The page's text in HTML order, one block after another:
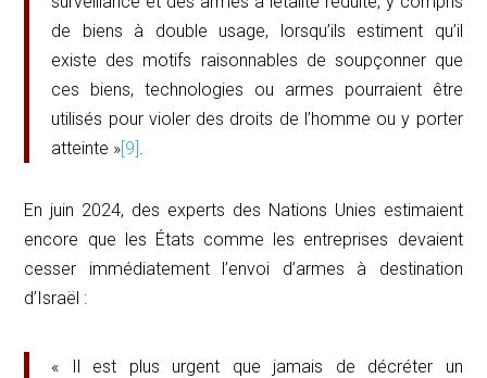
de biens à double usage, lorsqu’ils estiment qu’il
existe des motifs raisonnables de soupçonner que
ces biens, technologies ou armes pourraient être
utilisés pour violer des droits de l’homme ou y porter
atteinte »[9].
En juin 2024, des experts des Nations Unies estimaient
encore que les États comme les entreprises devaient
cesser immédiatement l’envoi d’armes à destination
d’Israël :
« Il est plus urgent que jamais de décréter un